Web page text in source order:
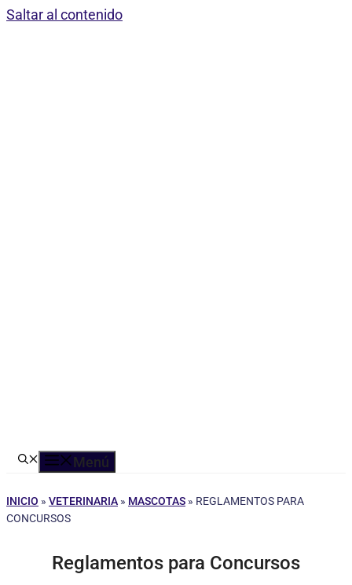
Saltar al contenido
Menú
INICIO » VETERINARIA » MASCOTAS » REGLAMENTOS PARA
CONCURSOS
Reglamentos para Concursos